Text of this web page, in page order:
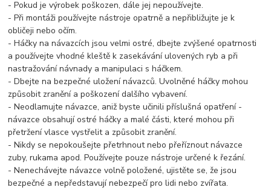
- Pokud je výrobek poškozen, dále jej nepoužívejte.
- Při montáži používejte nástroje opatrně a nepřibližujte je k
obličeji nebo očím.
- Háčky na návazcích jsou velmi ostré, dbejte zvýšené opatrnosti
a používejte vhodné kleště k zasekávání ulovených ryb a při
nastražování návnady a manipulaci s háčkem.
- Dbejte na bezpečné uložení návazců. Uvolněné háčky mohou
způsobit zranění a poškození dalšího vybavení.
- Neodlamujte návazce, aniž byste učinili příslušná opatření -
návazce obsahují ostré háčky a malé části, které mohou při
přetržení vlasce vystřelit a způsobit zranění.
- Nikdy se nepokoušejte přetrhnout nebo přeříznout návazce
zuby, rukama apod. Používejte pouze nástroje určené k řezání.
- Nenechávejte návazce volně položené, ujistěte se, že jsou
bezpečné a nepředstavují nebezpečí pro lidi nebo zvířata.